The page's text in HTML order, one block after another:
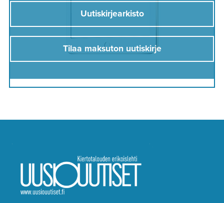
Uutiskirjearkisto
Tilaa maksuton uutiskirje